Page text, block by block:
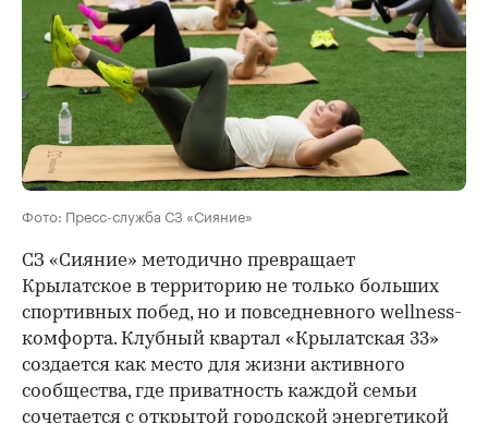
Фото: Пресс-служба СЗ «Сияние»
СЗ «Сияние» методично превращает
Крылатское в территорию не только больших
спортивных побед, но и повседневного wellness-
комфорта. Клубный квартал «Крылатская 33»
создается как место для жизни активного
сообщества, где приватность каждой семьи
сочетается с открытой городской энергетикой